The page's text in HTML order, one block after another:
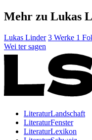
Mehr zu Lukas
Lukas Linder 3 Werke 1
Wei ter sagen
LiteraturLandschaft
LiteraturFenster
LiteraturLexikon